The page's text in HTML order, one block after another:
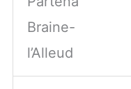
Braine-
l’Alleud